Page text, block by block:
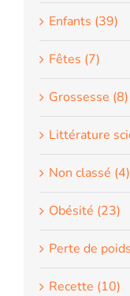
Enfants (39)
Fêtes (7)
Grossesse (8)
Littérature
Non classé (4)
Obésité (23)
Perte de
Recette (10)